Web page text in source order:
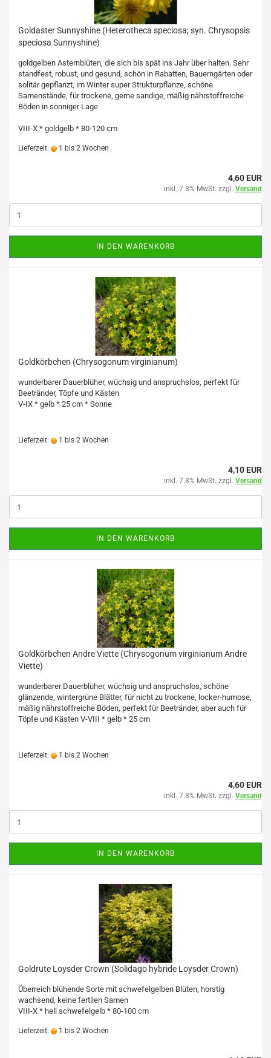
Goldaster Sunnyshine (Heterotheca speciosa; syn. Chrysopsis
speciosa Sunnyshine)
goldgelben Asternblüten, die sich bis spät ins Jahr über halten. Sehr
standfest, robust, und gesund, schön in Rabatten, Bauerngärten oder
solitär gepflanzt, im Winter super Strukturpflanze, schöne
Samenstände, für trockene, gerne sandige, mäßig nährstoffreiche
Böden in sonniger Lage
VIII-X * goldgelb * 80-120 cm
Lieferzeit: 1 bis 2 Wochen
4,60 EUR
inkl. 7.8% MwSt. zzgl. Versand
IN DEN WARENKORB
Goldkörbchen (Chrysogonum virginianum)
wunderbarer Dauerblüher, wüchsig und anspruchslos, perfekt für
Beetränder, Töpfe und Kästen
V-IX * gelb * 25 cm * Sonne
Lieferzeit: 1 bis 2 Wochen
4,10 EUR
inkl. 7.8% MwSt. zzgl. Versand
IN DEN WARENKORB
Goldkörbchen Andre Viette (Chrysogonum virginianum Andre
Viette)
wunderbarer Dauerblüher, wüchsig und anspruchslos, schöne
glänzende, wintergrüne Blätter, für nicht zu trockene, locker-humose,
mäßig nährstoffreiche Böden, perfekt für Beetränder, aber auch für
Töpfe und Kästen V-VIII * gelb * 25 cm
Lieferzeit: 1 bis 2 Wochen
4,60 EUR
inkl. 7.8% MwSt. zzgl. Versand
IN DEN WARENKORB
Goldrute Loysder Crown (Solidago hybride Loysder Crown)
Überreich blühende Sorte mit schwefelgelben Blüten, horstig
wachsend, keine fertilen Samen
VIII-X * hell schwefelgelb * 80-100 cm
Lieferzeit: 1 bis 2 Wochen